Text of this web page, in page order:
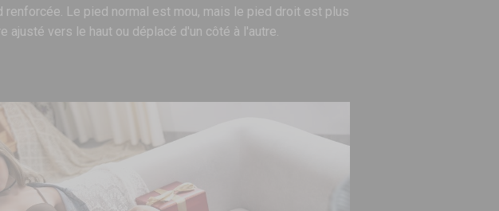
Le pied normal est mou, mais le pied droit est plus
vers le haut ou déplacé d'un côté à l'autre.